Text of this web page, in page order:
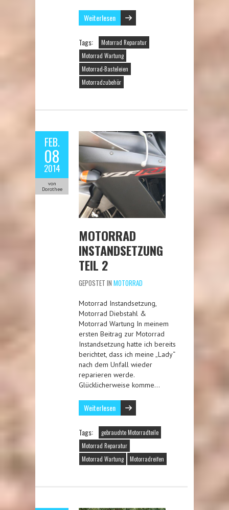
Weiterlesen
Tags:
Motorrad Reparatur
Motorrad Wartung
Motorrad-Basteleien
Motorradzubehör
FEB.
08
2014
von
Dorothee
MOTORRAD
INSTANDSETZUNG
TEIL 2
GEPOSTET IN MOTORRAD
Motorrad Instandsetzung,
Motorrad Diebstahl &
Motorrad Wartung In meinem
ersten Beitrag zur Motorrad
Instandsetzung hatte ich bereits
berichtet, dass ich meine „Lady“
nach dem Unfall wieder
reparieren werde.
Glücklicherweise komme…
Weiterlesen
Tags:
gebrauchte Motorradteile
Motorrad Reparatur
Motorrad Wartung
Motorradreifen